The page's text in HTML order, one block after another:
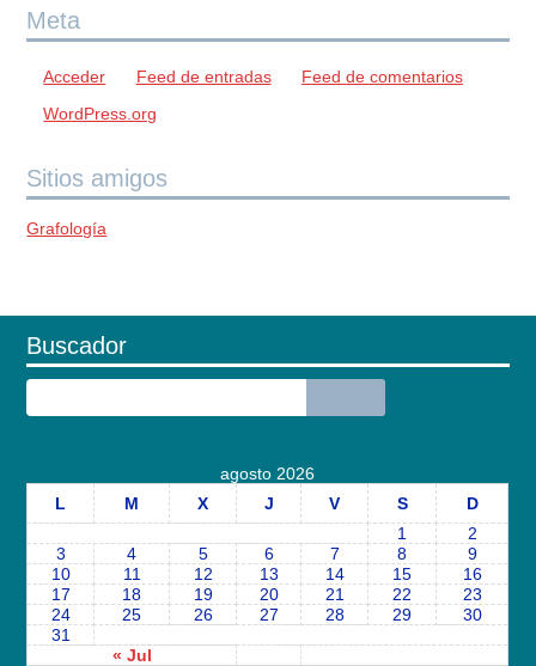
Meta
Acceder Feed de entradas
Feed de comentarios
WordPress.org
Sitios amigos
Grafología
Buscador
agosto 2026
L
M X J V S D
« Jul
1
2
3
4 5 6 7 8
9
10
11 12 13 14 15
16
17
18 19 20 21 22
23
24
25 26 27 28 29
30
31